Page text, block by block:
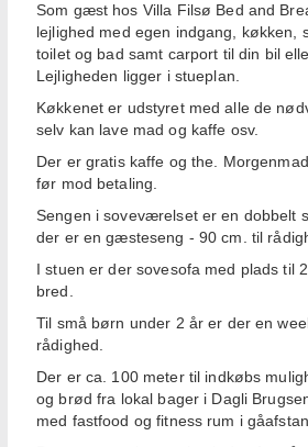
Som gæst hos Villa Filsø Bed and
lejlighed med egen indgang, køkken,
toilet og bad samt carport til din bil
Lejligheden ligger i stueplan.
Køkkenet er udstyret med alle de
selv kan lave mad og kaffe osv.
Der er gratis kaffe og the.
før mod betaling.
Sengen i soveværelset er en dobbelt
der er en gæsteseng - 90 cm. til
I stuen er der sovesofa med plads til
bred.
Til små børn under 2 år er der en
rådighed.
Der er ca. 100 meter til indkøbs
og brød fra lokal bager i Dagli
med fastfood og fitness rum i